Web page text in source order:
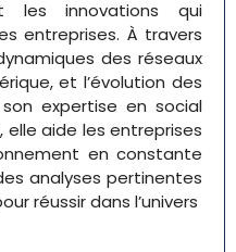
les innovations qui
entreprises. À travers
des réseaux
et l’évolution des
expertise en social
aide les entreprises
en constante
analyses pertinentes
réussir dans l’univers